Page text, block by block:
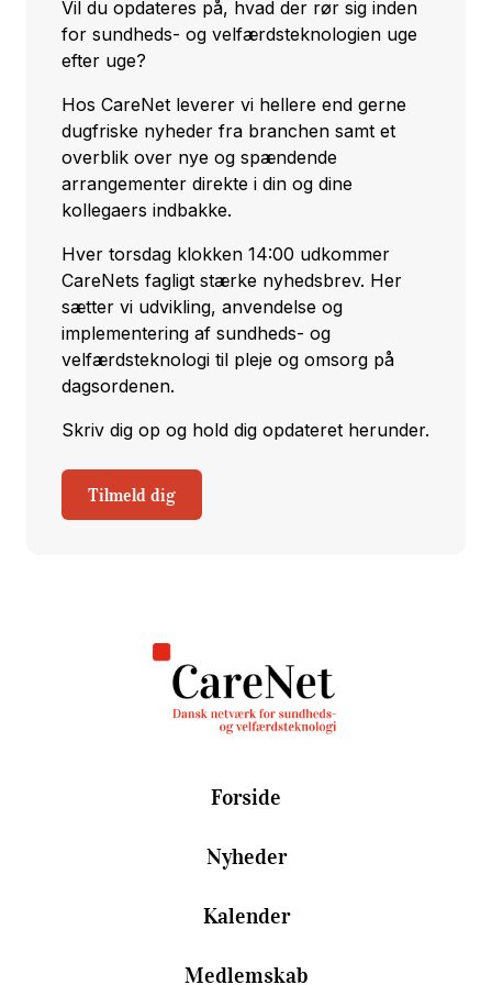
Vil du opdateres på, hvad der rør sig inden
for sundheds- og velfærdsteknologien uge
efter uge?
Hos CareNet leverer vi hellere end gerne
dugfriske nyheder fra branchen samt et
overblik over nye og spændende
arrangementer direkte i din og dine
kollegaers indbakke.
Hver torsdag klokken 14:00 udkommer
CareNets fagligt stærke nyhedsbrev. Her
sætter vi udvikling, anvendelse og
implementering af sundheds- og
velfærdsteknologi til pleje og omsorg på
dagsordenen.
Skriv dig op og hold dig opdateret herunder.
Tilmeld dig
Forside
Nyheder
Kalender
Medlemskab